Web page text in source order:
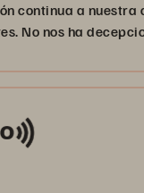
continua a nuestra
No nos ha